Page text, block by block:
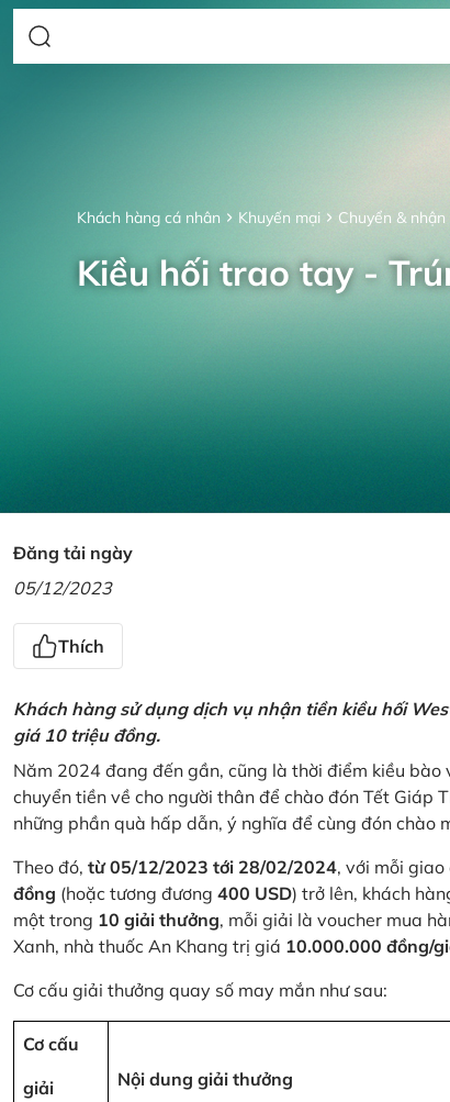
Khách hàng cá nhân Khuyến mại Chuyển & nhận
Kiều hối trao tay -
Đăng tải ngày
05/12/2023
Thích
Khách hàng sử dụng dịch vụ nhận tiền kiều hối
giá 10 triệu đồng.
Năm 2024 đang đến gần, cũng là thời điểm kiều
chuyển tiền về cho người thân để chào đón Tết Giáp
những phần quà hấp dẫn, ý nghĩa để cùng đón chào
Theo đó, từ 05/12/2023 tới 28/02/2024, với mỗi
đồng (hoặc tương đương 400 USD) trở lên, khách
một trong 10 giải thưởng, mỗi giải là voucher mua
Xanh, nhà thuốc An Khang trị giá 10.000.000 đồng/
Cơ cấu giải thưởng quay số may mắn như sau:
Cơ cấu
giải
Nội dung giải thưởng